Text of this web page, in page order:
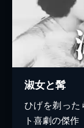
淑女と髯
ひげを剃った
ト喜劇の傑作